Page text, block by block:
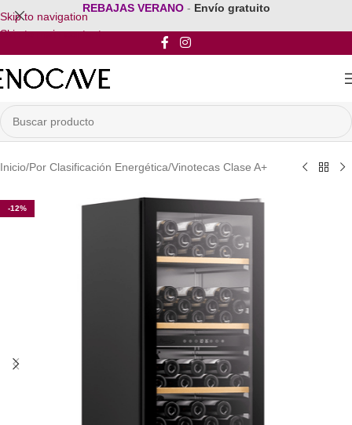
Skip to navigation
Skip to main content
REBAJAS VERANO - Envío gratuito
Inicio/Por Clasificación Energética/Vinotecas Clase A+
-12%